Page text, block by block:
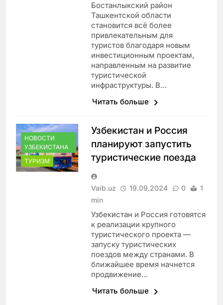
Бостанлыкский район
Ташкентской области
становится всё более
привлекательным для
туристов благодаря новым
инвестиционным проектам,
направленным на развитие
туристической
инфраструктуры. В…
Читать больше
НОВОСТИ
УЗБЕКИСТАНА
ТУРИЗМ
Узбекистан и Россия
планируют запустить
туристические поезда
Vaib.uz 19.09.2024 0
1
min
Узбекистан и Россия готовятся
к реализации крупного
туристического проекта —
запуску туристических
поездов между странами. В
ближайшее время начнется
продвижение…
Читать больше